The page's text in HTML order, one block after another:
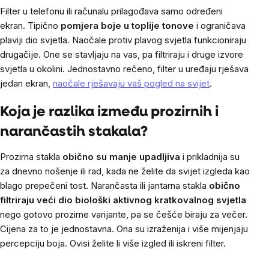
Filter u telefonu ili računalu prilagođava samo određeni
ekran. Tipično pomjera boje u toplije tonove i ograničava
plaviji dio svjetla. Naočale protiv plavog svjetla funkcioniraju
drugačije. One se stavljaju na vas, pa filtriraju i druge izvore
svjetla u okolini. Jednostavno rečeno, filter u uređaju rješava
jedan ekran, naočale rješavaju vaš pogled na svijet.
Koja je razlika između prozirnih i
narančastih stakala?
Prozirna stakla obično su manje upadljiva i prikladnija su
za dnevno nošenje ili rad, kada ne želite da svijet izgleda kao
blago prepečeni tost. Narančasta ili jantarna stakla obično
filtriraju veći dio biološki aktivnog kratkovalnog svjetla
nego gotovo prozirne varijante, pa se češće biraju za večer.
Cijena za to je jednostavna. Ona su izraženija i više mijenjaju
percepciju boja. Ovisi želite li više izgled ili iskreni filter.